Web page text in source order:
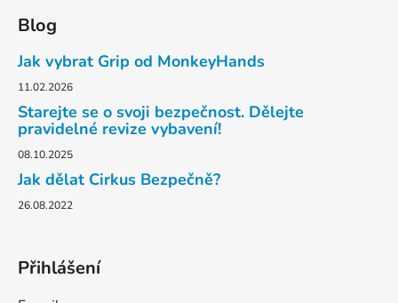
Blog
Jak vybrat Grip od MonkeyHands
11.02.2026
Starejte se o svoji bezpečnost. Dělejte
pravidelné revize vybavení!
08.10.2025
Jak dělat Cirkus Bezpečně?
26.08.2022
Přihlášení